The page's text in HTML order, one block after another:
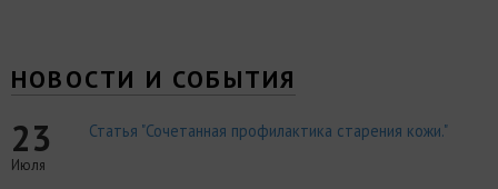
НОВОСТИ И СОБЫТИЯ
23
Июля
Статья "Сочетанная профилактика старения кожи."